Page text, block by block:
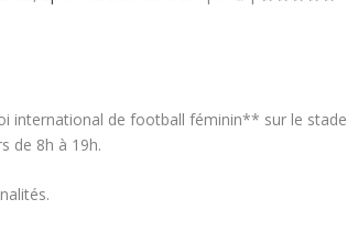
international de football féminin** sur le stade
de 8h à 19h.